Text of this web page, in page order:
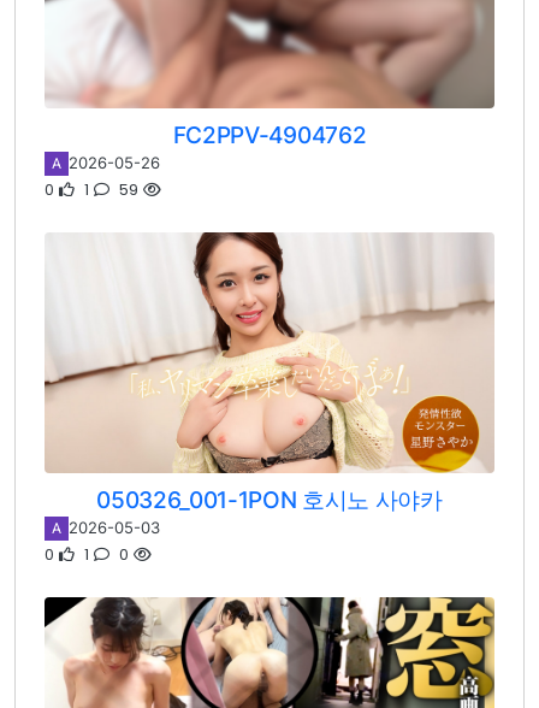
FC2PPV-4904762
A 2026-05-26
0 1 59
050326_001-1PON 호시노 사야카
A 2026-05-03
0 1 0